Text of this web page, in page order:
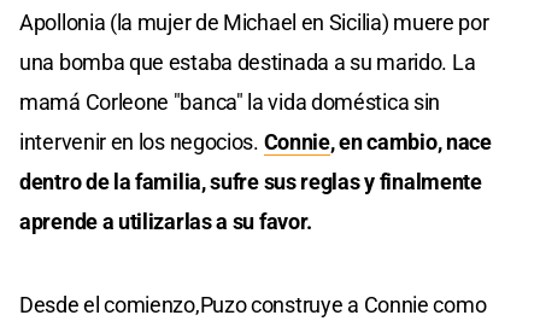
Apollonia (la mujer de Michael en Sicilia) muere por
una bomba que estaba destinada a su marido. La
mamá Corleone "banca" la vida doméstica sin
intervenir en los negocios. Connie, en cambio, nace
dentro de la familia, sufre sus reglas y finalmente
aprende a utilizarlas a su favor.
Desde el comienzo,Puzo construye a Connie como